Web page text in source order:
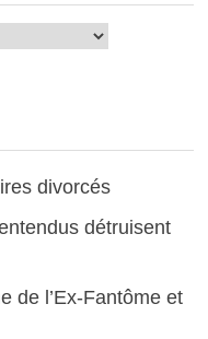
divorcés
détruisent
de l’Ex-Fantôme et